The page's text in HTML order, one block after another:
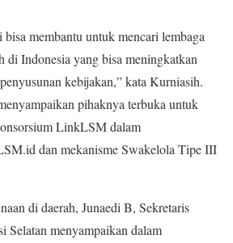
membantu untuk mencari lembaga
di Indonesia yang bisa meningkatkan
kebijakan,” kata Kurniasih.
pihaknya terbuka untuk
LinkLSM dalam
dan mekanisme Swakelola Tipe III
di daerah, Junaedi B, Sekretaris
Selatan menyampaikan dalam